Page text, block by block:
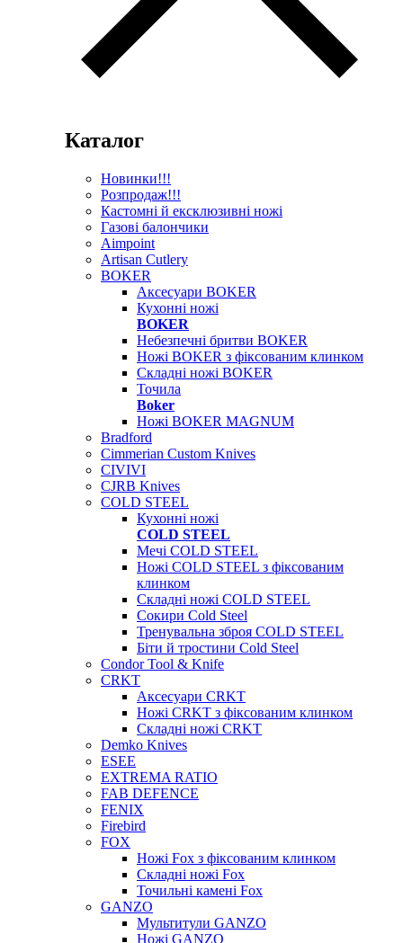
Каталог
Новинки!!!
Розпродаж!!!
Кастомні й ексклюзивні ножі
Газові балончики
Aimpoint
Artisan Cutlery
BOKER
Аксесуари BOKER
Кухонні ножі
BOKER
Небезпечні бритви BOKER
Ножі BOKER з фіксованим клинком
Складні ножі BOKER
Точила
Boker
Ножі BOKER MAGNUM
Bradford
Cimmerian Custom Knives
CIVIVI
CJRB Knives
COLD STEEL
Кухонні ножі
COLD STEEL
Мечі COLD STEEL
Ножі COLD STEEL з фіксованим
клинком
Складні ножі COLD STEEL
Сокири Cold Steel
Тренувальна зброя COLD STEEL
Біти й тростини Cold Steel
Condor Tool & Knife
CRKT
Аксесуари CRKT
Ножі CRKT з фіксованим клинком
Складні ножі CRKT
Demko Knives
ESEE
EXTREMA RATIO
FAB DEFENCE
FENIX
Firebird
FOX
Ножі Fox з фіксованим клинком
Складні ножі Fox
Точильні камені Fox
GANZO
Мультитули GANZO
Ножі GANZO